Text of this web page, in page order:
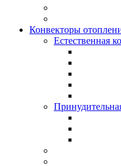
Конвекторы
Естественная